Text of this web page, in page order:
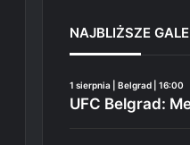
NAJBLIŻSZE
1 sierpnia | Belgrad | 16:00
UFC Belgrad: